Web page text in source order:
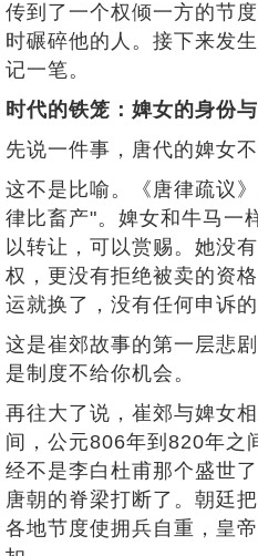
传到了一个权倾一方的节
时碾碎他的人。接下来发
记一笔。
时代的铁笼：婢女的身份
先说一件事，唐代的婢女
这不是比喻。《唐律疏议
律比畜产"。婢女和牛马一
以转让，可以赏赐。她没
权，更没有拒绝被卖的资
运就换了，没有任何申诉的
这是崔郊故事的第一层悲
是制度不给你机会。
再往大了说，崔郊与婢女
间，公元806年到820年之
经不是李白杜甫那个盛世
唐朝的脊梁打断了。朝廷
各地节度使拥兵自重，皇